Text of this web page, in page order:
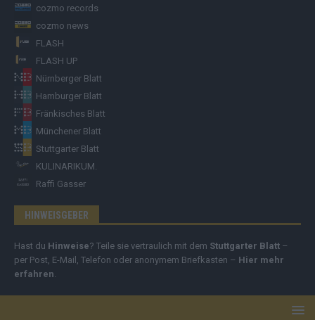
cozmo records
cozmo news
FLASH
FLASH UP
Nürnberger Blatt
Hamburger Blatt
Fränkisches Blatt
Münchener Blatt
Stuttgarter Blatt
KULINARIKUM.
Raffi Gasser
HINWEISGEBER
Hast du Hinweise? Teile sie vertraulich mit dem Stuttgarter Blatt –
per Post, E-Mail, Telefon oder anonymem Briefkasten – Hier mehr
erfahren